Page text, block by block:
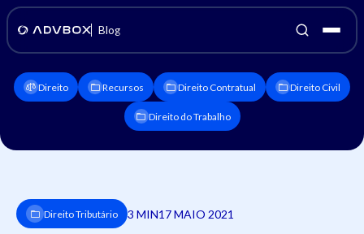
Blog
Direito Recursos Direito Contratual Direito Civil
Direito do Trabalho
Direito Tributário 3 MIN17 MAIO 2021